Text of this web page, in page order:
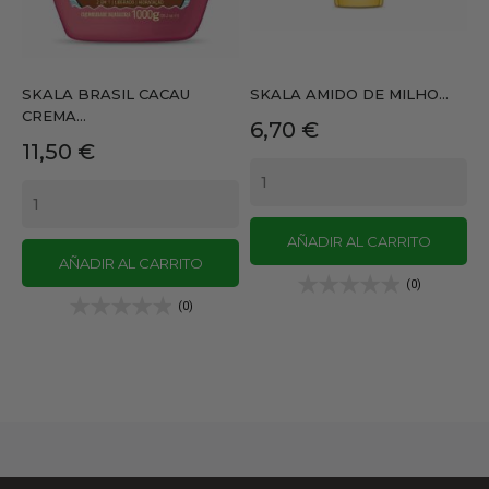
SKALA BRASIL CACAU
CREMA...
Precio
11,50 €
AÑADIR AL CARRITO
(0)
SKALA AMIDO DE MILHO...
Precio
6,70 €
AÑADIR AL CARRITO
(0)